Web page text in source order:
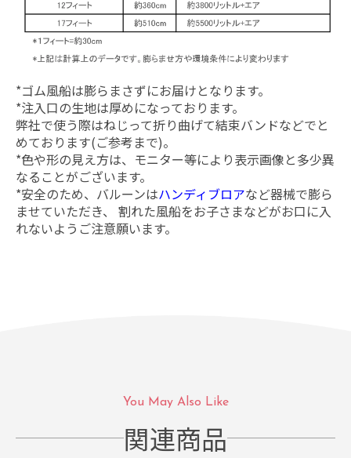
*ゴム風船は膨らまさずにお届けとなります。
*注入口の生地は厚めになっております。
弊社で使う際はねじって折り曲げて結束バンドなどでと
めております(ご参考まで)。
*色や形の見え方は、モニター等により表示画像と多少異
なることがございます。
*安全のため、バルーンはハンディブロアなど器械で膨ら
ませていただき、 割れた風船をお子さまなどがお口に入
れないようご注意願います。
You May Also Like
関連商品